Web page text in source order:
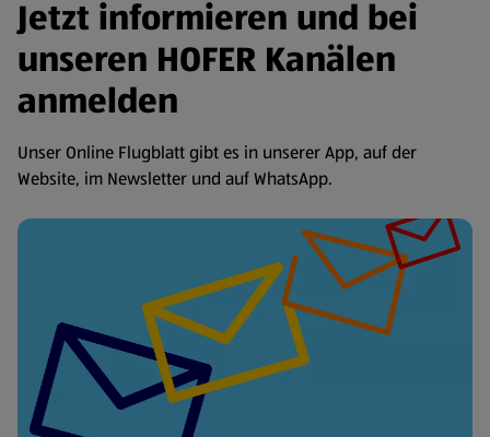
Jetzt informieren und bei
unseren HOFER Kanälen
anmelden
Unser Online Flugblatt gibt es in unserer App, auf der
Website, im Newsletter und auf WhatsApp.